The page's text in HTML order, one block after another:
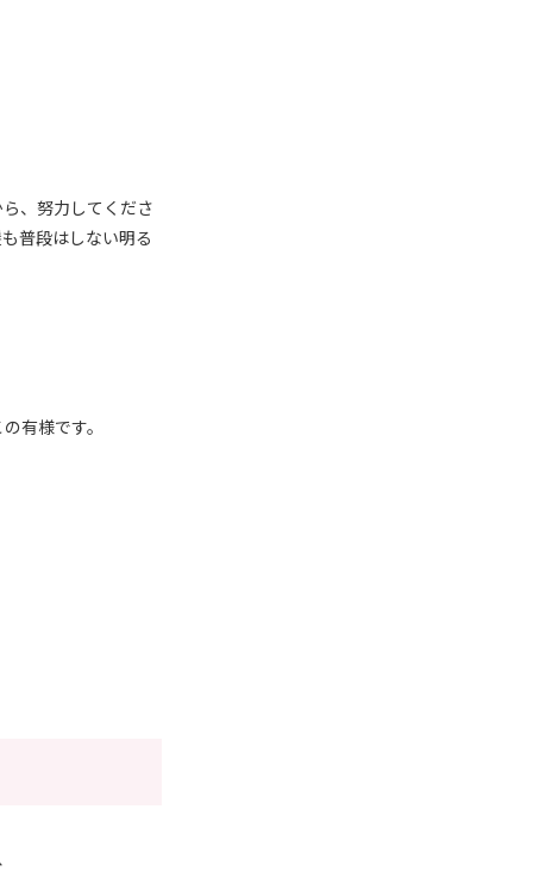
、努力してくださ
普段はしない明る
有様です。